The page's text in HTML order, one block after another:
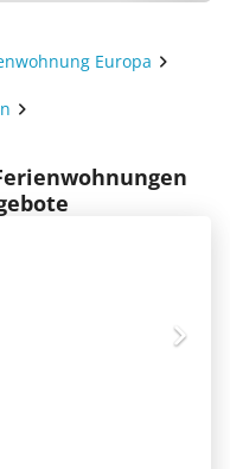
Europa